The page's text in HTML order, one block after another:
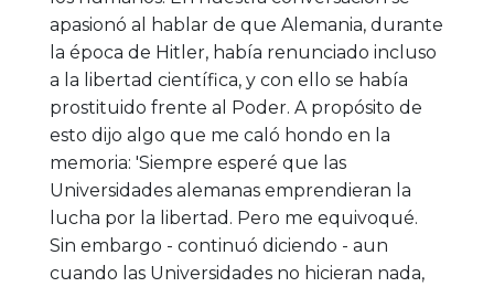
apasionó al hablar de que Alemania, durante
la época de Hitler, había renunciado incluso
a la libertad científica, y con ello se había
prostituido frente al Poder. A propósito de
esto dijo algo que me caló hondo en la
memoria: 'Siempre esperé que las
Universidades alemanas emprendieran la
lucha por la libertad. Pero me equivoqué.
Sin embargo - continuó diciendo - aun
cuando las Universidades no hicieran nada,